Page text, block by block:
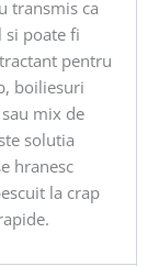
transmis ca
si poate fi
pentru
boiliesuri
mix de
solutia
hranesc
la crap